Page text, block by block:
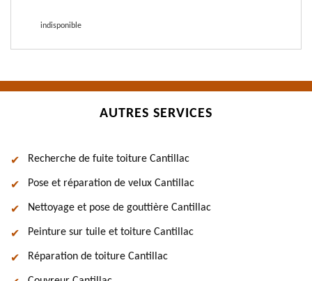
indisponible
AUTRES SERVICES
Recherche de fuite toiture Cantillac
Pose et réparation de velux Cantillac
Nettoyage et pose de gouttière Cantillac
Peinture sur tuile et toiture Cantillac
Réparation de toiture Cantillac